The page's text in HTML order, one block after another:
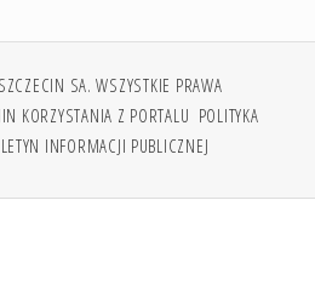
SA. WSZYSTKIE PRAWA
KORZYSTANIA Z PORTALU POLITYKA
INFORMACJI PUBLICZNEJ